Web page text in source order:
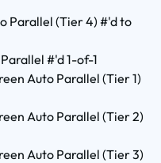
Parallel (Tier 4) #'d to
#'d 1-of-1
Auto Parallel (Tier 1)
Auto Parallel (Tier 2)
Auto Parallel (Tier 3)